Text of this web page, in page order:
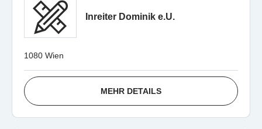
Inreiter Dominik e.U.
1080 Wien
MEHR DETAILS